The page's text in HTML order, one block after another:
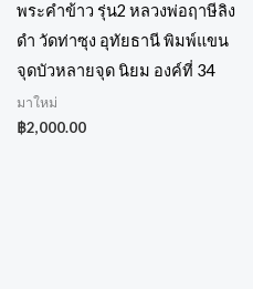
พระคำข้าว รุ่น2 หลวงพ่อฤาษีลิง
ดำ วัดท่าซุง อุทัยธานี พิมพ์แขน
จุดบัวหลายจุด นิยม องค์ที่ 34
มาใหม่
฿2,000.00